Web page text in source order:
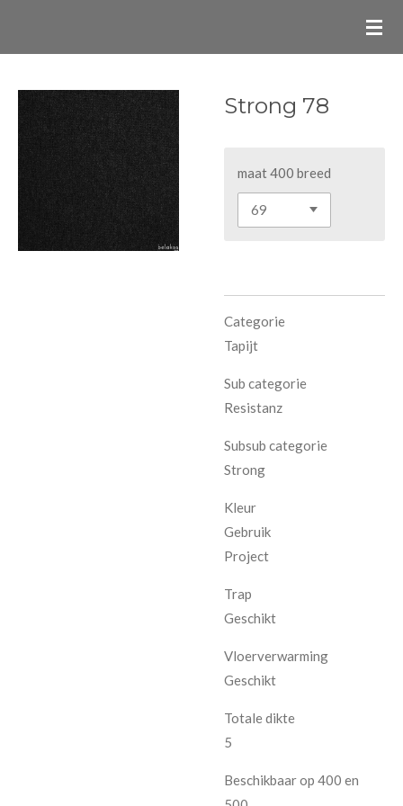
de
hoofdinhoud
Strong 78
maat 400 breed
Categorie
Tapijt
Sub categorie
Resistanz
Subsub categorie
Strong
Kleur
Gebruik
Project
Trap
Geschikt
Vloerverwarming
Geschikt
Totale dikte
5
Beschikbaar op 400 en